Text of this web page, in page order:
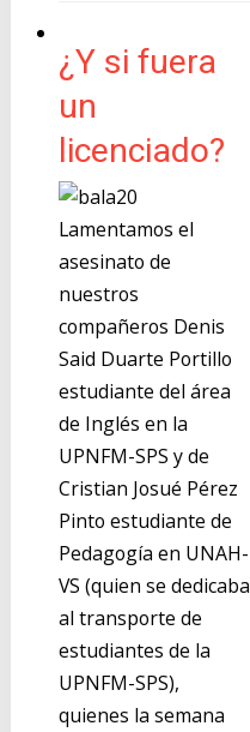
¿Y si fuera
un
licenciado?
Lamentamos el
asesinato de
nuestros
compañeros Denis
Said Duarte Portillo
estudiante del área
de Inglés en la
UPNFM-SPS y de
Cristian Josué Pérez
Pinto estudiante de
Pedagogía en UNAH-
VS (quien se dedicaba
al transporte de
estudiantes de la
UPNFM-SPS),
quienes la semana